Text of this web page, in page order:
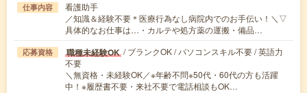
仕事内容
看護助手
／知識＆経験不要＊医療行為なし病院内でのお手伝い！＼▽
具体的なお仕事は…・カルテや処方薬の運搬・備品…
応募資格 職種未経験OK / ブランクOK / パソコンスキル不要 / 英語力
不要
＼無資格・未経験OK／※年齢不問※50代・60代の方も活躍
中！※履歴書不要・来社不要で電話相談もOK…